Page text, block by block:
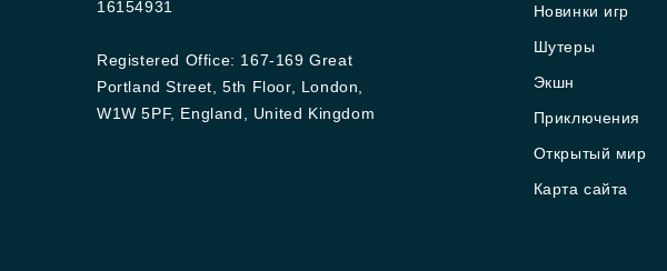
16154931
Registered Office: 167-169 Great
Portland Street, 5th Floor, London,
W1W 5PF, England, United Kingdom
Новинки игр
Шутеры
Экшн
Приключения
Открытый мир
Карта сайта